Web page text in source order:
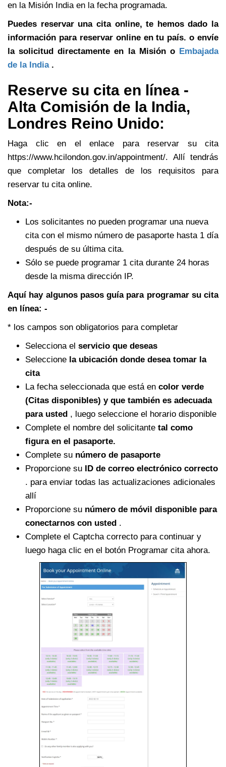
en la Misión India en la fecha programada.
Puedes reservar una cita online, te hemos dado la
información para reservar online en tu país. o envíe
la solicitud directamente en la Misión o Embajada
de la India.
Reserve su cita en línea -
Alta Comisión de la India,
Londres Reino Unido:
Haga clic en el enlace para reservar su cita
https://www.hcilondon.gov.in/appointment/. Allí tendrás
que completar los detalles de los requisitos para
reservar tu cita online.
Nota:-
Los solicitantes no pueden programar una nueva
cita con el mismo número de pasaporte hasta 1 día
después de su última cita.
Sólo se puede programar 1 cita durante 24 horas
desde la misma dirección IP.
Aquí hay algunos pasos guía para programar su cita
en línea: -
* los campos son obligatorios para completar
Selecciona el servicio que deseas
Seleccione la ubicación donde desea tomar la
cita
La fecha seleccionada que está en color verde
(Citas disponibles) y que también es adecuada
para usted , luego seleccione el horario disponible
Complete el nombre del solicitante tal como
figura en el pasaporte.
Complete su número de pasaporte
Proporcione su ID de correo electrónico correcto
. para enviar todas las actualizaciones adicionales
allí
Proporcione su número de móvil disponible para
conectarnos con usted .
Complete el Captcha correcto para continuar y
luego haga clic en el botón Programar cita ahora.